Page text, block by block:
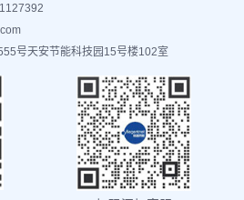
号天安节能科技园15号楼102室